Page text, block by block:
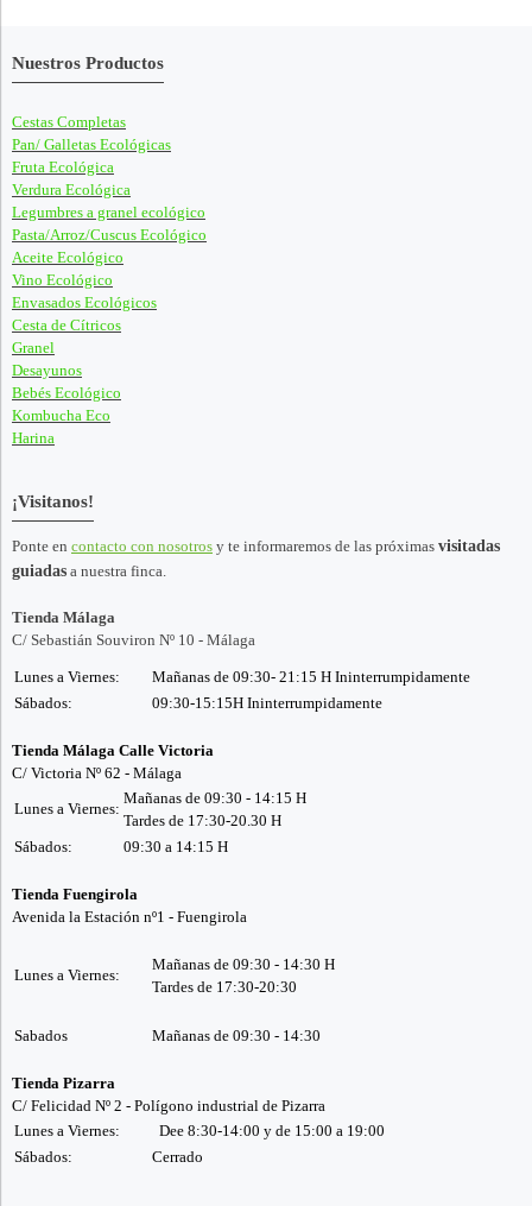
Nuestros Productos
Cestas Completas
Pan/ Galletas Ecológicas
Fruta Ecológica
Verdura Ecológica
Legumbres a granel ecológico
Pasta/Arroz/Cuscus Ecológico
Aceite Ecológico
Vino Ecológico
Envasados Ecológicos
Cesta de Cítricos
Granel
Desayunos
Bebés Ecológico
Kombucha Eco
Harina
¡Visitanos!
Ponte en contacto con nosotros y te informaremos de las próximas visitadas
guiadas a nuestra finca.
Tienda Málaga
C/ Sebastián Souviron Nº 10 - Málaga
Lunes a Viernes:
Mañanas de 09:30- 21:15 H Ininterrumpidamente
Sábados:
09:30-15:15H Ininterrumpidamente
Tienda Málaga Calle Victoria
C/ Victoria Nº 62 - Málaga
Lunes a Viernes:
Mañanas de 09:30 - 14:15 H
Tardes de 17:30-20.30 H
Sábados:
09:30 a 14:15 H
Tienda Fuengirola
Avenida la Estación nº1 - Fuengirola
Lunes a Viernes:
Mañanas de 09:30 - 14:30 H
Tardes de 17:30-20:30
Sabados Mañanas de 09:30 - 14:30
Tienda Pizarra
C/ Felicidad Nº 2 - Polígono industrial de Pizarra
Lunes a Viernes:
Dee 8:30-14:00 y de 15:00 a 19:00
Sábados:
Cerrado